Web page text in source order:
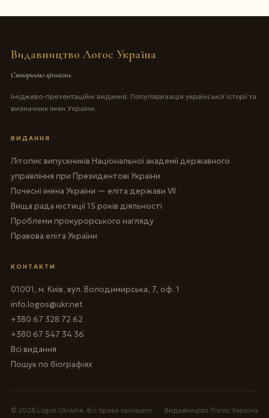
Видавництво Логос Україна
Створюємо цінність
Іміджево-презентаційні видання. Популяризація української історії та
визначних імен України.
ВИДАННЯ
Літопис випускників Національної академії державного
управління при Президентові України
Почесні імена України — еліта держави VII
Вища рада юстиції 15 років діяльності
Проблеми прокурорського нагляду
Правова еліта України
КОНТАКТИ
01001, м. Київ, вул. Володимирська, 7, оф. 1
info.logos@ukr.net
+380 67 328 72 62
+380 67 547 34 36
Всі видання
Пошук по біографіях
© 2026 Logos Ukraine. Всі права захищені. Видавництво Логос Україна